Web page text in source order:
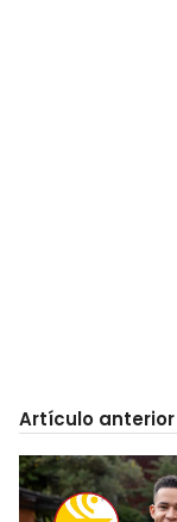
Artículo anterior